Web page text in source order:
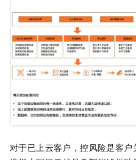
对于已上云客户，控风险是客